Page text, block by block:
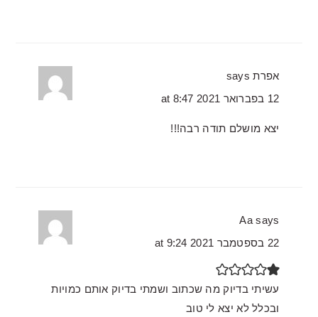
אפרת says
12 בפברואר 2021 at 8:47
יצא מושלם תודה רבה!!!
Aa says
22 בספטמבר 2021 at 9:24
עשיתי בדיוק מה שכתוב ושמתי בדיוק אותם כמויות
ובכלל לא יצא לי טוב